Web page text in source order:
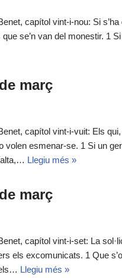
capítol vint-i-nou: Si s’ha
se’n van del monestir. 1
març
capítol vint-i-vuit: Els
volen esmenar-se. 1 Si un
Llegiu més »
març
capítol vint-i-set: La
els excomunicats. 1 Que
Llegiu més »